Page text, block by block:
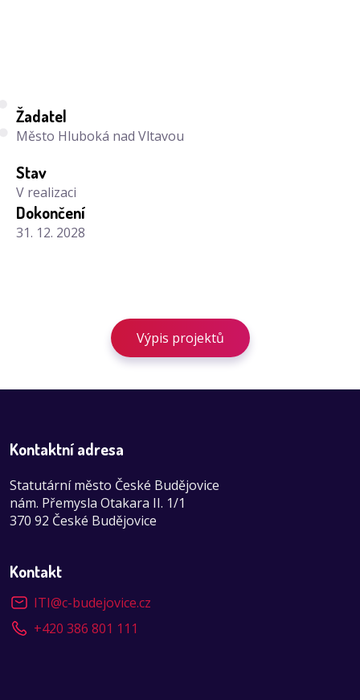
Žadatel
Město Hluboká nad Vltavou
Stav
V realizaci
Dokončení
31. 12. 2028
Výpis projektů
Kontaktní adresa
Statutární město České Budějovice
nám. Přemysla Otakara II. 1/1
370 92 České Budějovice
Kontakt
ITI@c-budejovice.cz
+420 386 801 111